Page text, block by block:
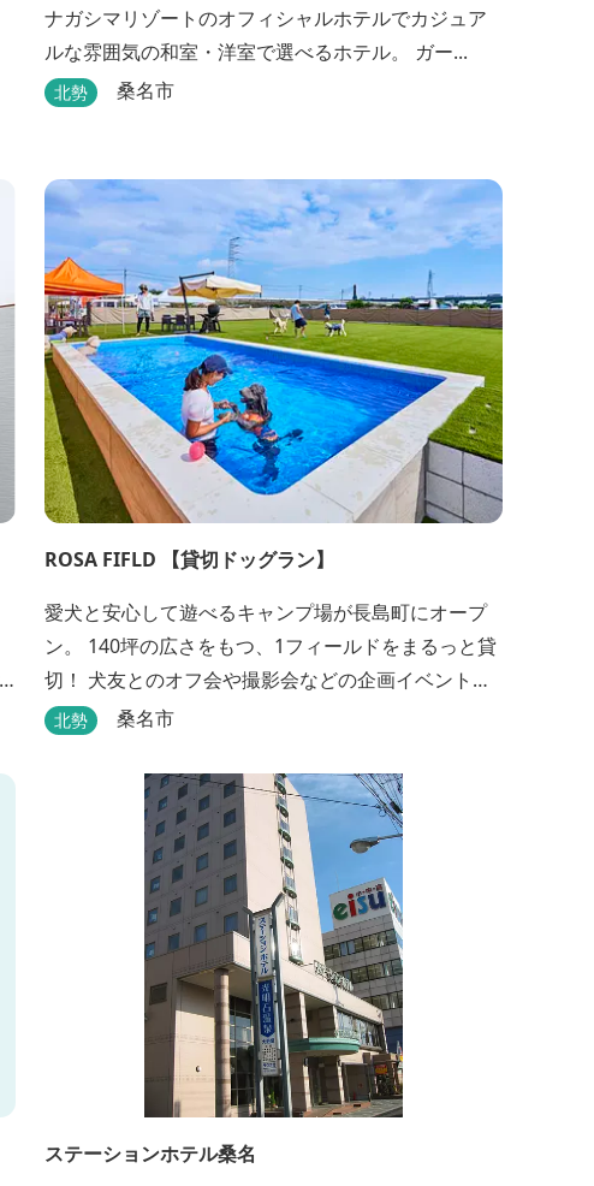
ナガシマリゾートのオフィシャルホテルでカジュア
ルな雰囲気の和室・洋室で選べるホテル。 ガー...
北勢 桑名市
ROSA FIFLD 【貸切ドッグラン】
愛犬と安心して遊べるキャンプ場が長島町にオープ
ン。 140坪の広さをもつ、1フィールドをまるっと貸
切！ 犬友とのオフ会や撮影会などの企画イベントや
手ぶらBBQ等、自由に行うことができます。 フード
選びいただき、楽しんでいただくことがてぎます。
ドックランは全面人工芝で水はけもよく、ワンちゃ
んの汚れを気にすることなく自由に遊べ、エリア...
北勢 桑名市
ステーションホテル桑名